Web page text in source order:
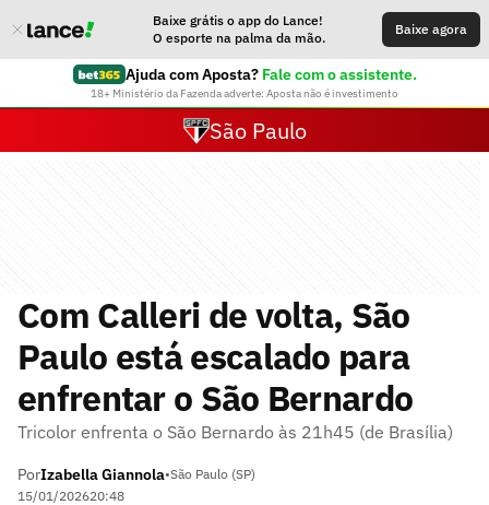
Baixe grátis o app do Lance!
O esporte na palma da mão.
Baixe agora
Ajuda com Aposta? Fale com o assistente.
18+ Ministério da Fazenda adverte: Aposta não é investimento
São Paulo
Com Calleri de volta, São
Paulo está escalado para
enfrentar o São Bernardo
Tricolor enfrenta o São Bernardo às 21h45 (de Brasília)
PorIzabella Giannola•São Paulo (SP)
15/01/202620:48